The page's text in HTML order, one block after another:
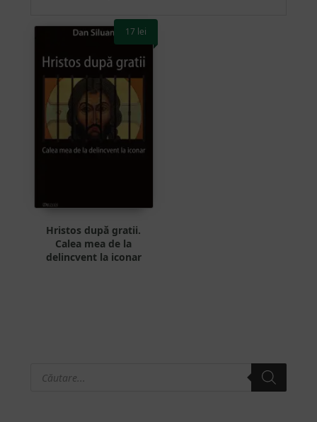
Hristos după gratii.
Calea mea de la
delincvent la iconar
17 lei
Bara
search